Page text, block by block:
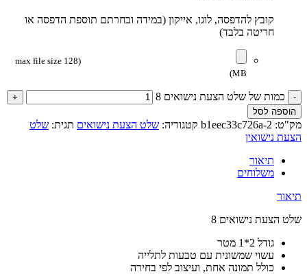
קובץ להדפסה, לוגו, אייקון (במידה ובחרתם תוספת הדפסה או
חריטה בלבד)
(max file size 128
MB)
כמות של שלט הצעת נישואים 8
הוספה לסל
מק"ט: b1eec33c726a-2 קטגוריה: שלט הצעת נישואים תגית: שלט
הצעת נישואין
תיאור
משלוחים
תיאור
שלט הצעת נישואים 8
גודל 2*1 מטר
עשוי שמשונית עם טבעות לתלייה
כולל תמונה אחת, ועיצוב לפי בחירה